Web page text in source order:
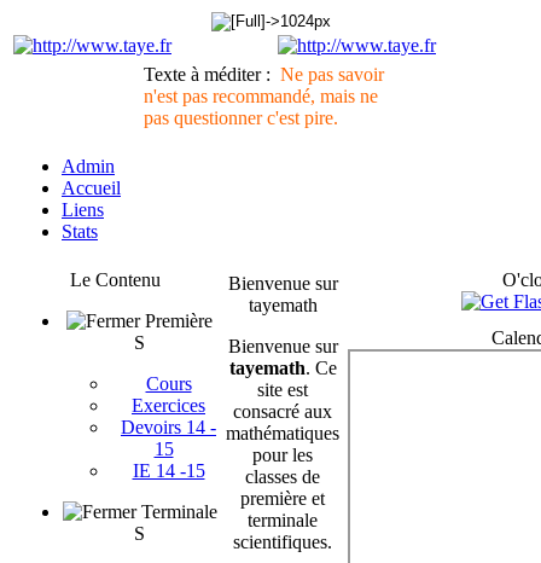
Texte à méditer : Ne pas savoir
n'est pas recommandé, mais ne
pas questionner c'est pire.
Admin
Accueil
Liens
Stats
Le Contenu
Première
S
Cours
Exercices
Devoirs 14 -
15
IE 14 -15
Terminale
S
Bienvenue sur
tayemath
Bienvenue sur
tayemath. Ce
site est
consacré aux
mathématiques
pour les
classes de
première et
terminale
scientifiques.